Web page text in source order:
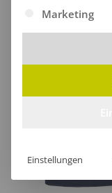
Marketing
Einstellungen